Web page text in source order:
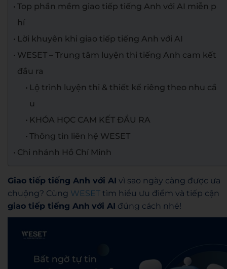
Top phần mềm giao tiếp tiếng Anh với AI miễn p
hí
Lời khuyên khi giao tiếp tiếng Anh với AI
WESET – Trung tâm luyện thi tiếng Anh cam kết
đầu ra
Lộ trình luyện thi & thiết kế riêng theo nhu cầ
u
KHÓA HỌC CAM KẾT ĐẦU RA
Thông tin liên hệ WESET
Chi nhánh Hồ Chí Minh
Giao tiếp tiếng Anh với AI vì sao ngày càng được ưa
chuộng? Cùng WESET tìm hiểu ưu điểm và tiếp cận
giao tiếp tiếng Anh với AI đúng cách nhé!